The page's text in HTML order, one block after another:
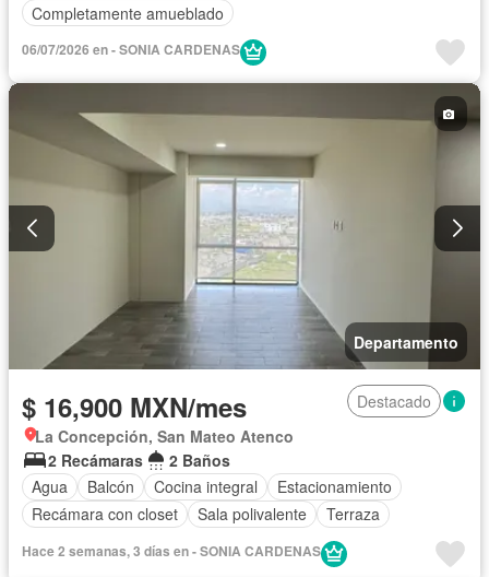
Completamente amueblado
06/07/2026 en - SONIA CARDENAS
Departamento
$ 16,900 MXN/mes
Destacado
La Concepción, San Mateo Atenco
2 Recámaras
2 Baños
Agua
Balcón Cocina integral
Estacionamiento
Recámara con closet
Sala polivalente Terraza
Hace 2 semanas, 3 días en - SONIA CARDENAS